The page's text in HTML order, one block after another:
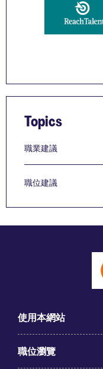
Topics
職業建議
職位建議
使用本網站
職位瀏覽